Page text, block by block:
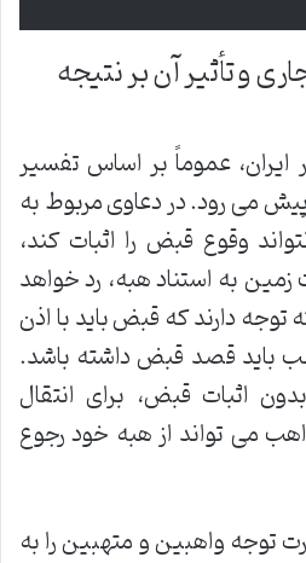
و تأثیر آن بر نتیجه
ایران، عموماً بر اساس تفسیر
می رود. در دعاوی مربوط به
وقوع قبض را اثبات کند،
به استناد هبه، رد خواهد
توجه دارند که قبض باید با اذن
باید قصد قبض داشته باشد.
اثبات قبض، برای انتقال
می تواند از هبه خود رجوع
توجه واهبین و متهبین را به